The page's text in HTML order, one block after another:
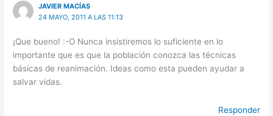
JAVIER MACÍAS
24 MAYO, 2011 A LAS 11:13
¡Que bueno! :-O Nunca insistiremos lo suficiente en lo
importante que es que la población conozca las técnicas
básicas de reanimación. Ideas como esta pueden ayudar a
salvar vidas.
Responder